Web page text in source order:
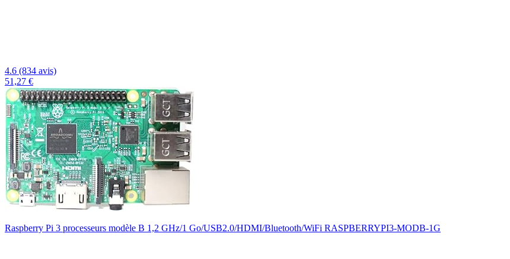
4.6 (834 avis)
51,27 €
Raspberry Pi 3 processeurs modèle B 1,2 GHz/1 Go/USB2.0/HDMI/Bluetooth/WiFi RASPBERRYPI3-MODB-1G